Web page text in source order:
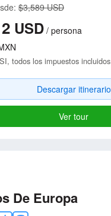
$3,589 USD
USD / persona
todos los impuestos incluidos
Descargar itinerario
Ver tour
De Europa